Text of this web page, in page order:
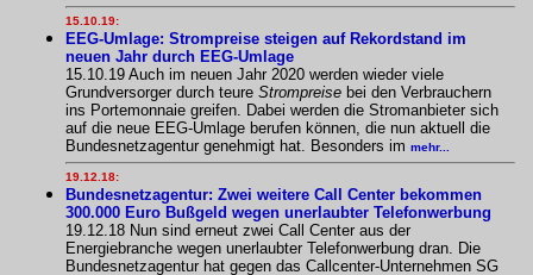
15.10.19:
EEG-Umlage: Strompreise steigen auf Rekordstand im
neuen Jahr durch EEG-Umlage
15.10.19 Auch im neuen Jahr 2020 werden wieder viele
Grundversorger durch teure Strompreise bei den Verbrauchern
ins Portemonnaie greifen. Dabei werden die Stromanbieter sich
auf die neue EEG-Umlage berufen können, die nun aktuell die
Bundesnetzagentur genehmigt hat. Besonders im mehr...
19.12.18:
Bundesnetzagentur: Zwei weitere Call Center bekommen
300.000 Euro Bußgeld wegen unerlaubter Telefonwerbung
19.12.18 Nun sind erneut zwei Call Center aus der
Energiebranche wegen unerlaubter Telefonwerbung dran. Die
Bundesnetzagentur hat gegen das Callcenter-Unternehmen SG